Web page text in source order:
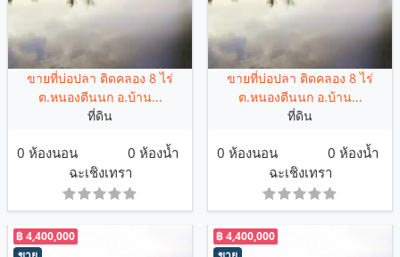
ขายที่บ่อปลา ติดคลอง 8 ไร่
ต.หนองตีนนก อ.บ้าน...
ที่ดิน
0 ห้องนอน
0 ห้องน้ำ
ฉะเชิงเทรา
ขายที่บ่อปลา ติดคลอง 8 ไร่
ต.หนองตีนนก อ.บ้าน...
ที่ดิน
0 ห้องนอน
0 ห้องน้ำ
ฉะเชิงเทรา
฿ 4,400,000 ฿ 4,400,000